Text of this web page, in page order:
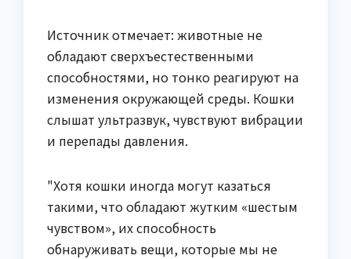
Источник отмечает: животные не
обладают сверхъестественными
способностями, но тонко реагируют на
изменения окружающей среды. Кошки
слышат ультразвук, чувствуют вибрации
и перепады давления.
"Хотя кошки иногда могут казаться
такими, что обладают жутким «шестым
чувством», их способность
обнаруживать вещи, которые мы не